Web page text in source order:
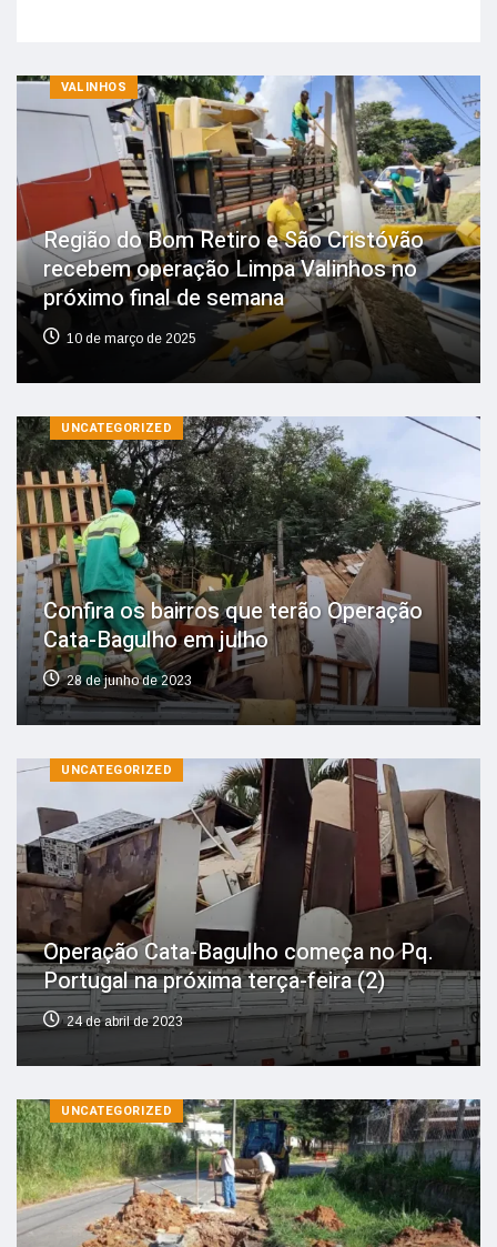
VALINHOS
Região do Bom Retiro e São Cristóvão
recebem operação Limpa Valinhos no
próximo final de semana
10 de março de 2025
UNCATEGORIZED
Confira os bairros que terão Operação
Cata-Bagulho em julho
28 de junho de 2023
UNCATEGORIZED
Operação Cata-Bagulho começa no Pq.
Portugal na próxima terça-feira (2)
24 de abril de 2023
UNCATEGORIZED